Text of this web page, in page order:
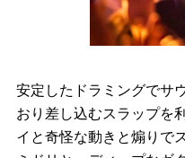
安定したドラミングでサ
おり差し込むスラップを
イと奇怪な動きと煽りで